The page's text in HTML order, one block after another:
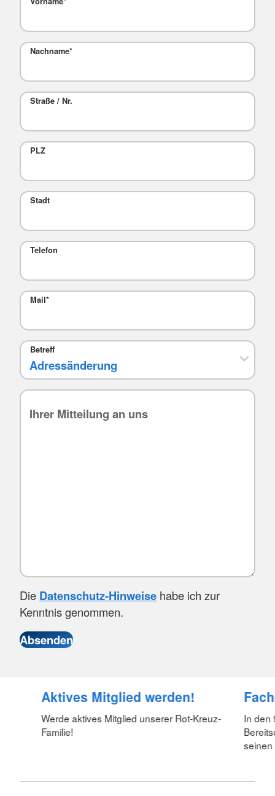
Nachname*
Straße / Nr.
PLZ
Stadt
Telefon
Mail*
Betreff
Die Datenschutz-Hinweise habe ich zur
Kenntnis genommen.
Aktives Mitglied werden!
Werde aktives Mitglied unserer Rot-Kreuz-
Familie!
In den
seinen